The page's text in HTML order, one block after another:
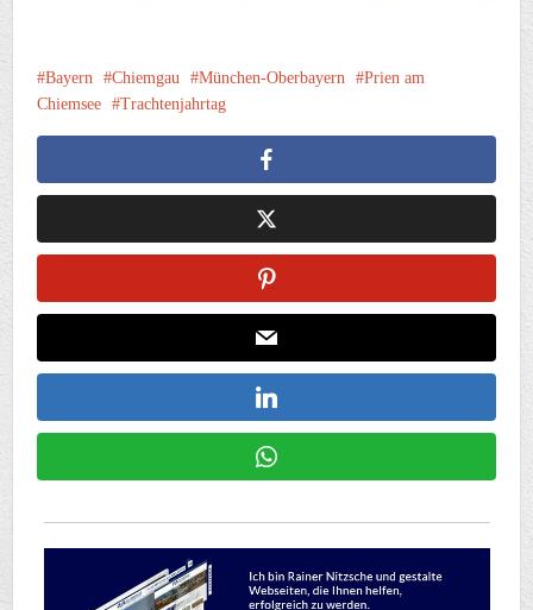
Bayern Chiemgau München-Oberbayern
Prien am
Chiemsee
Trachtenjahrtag